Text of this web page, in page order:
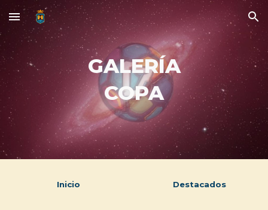
Skip to main content Skip to navigation
GALERÍA
COPA
Inicio Destacados